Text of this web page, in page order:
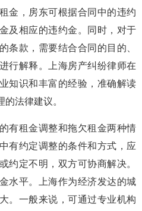
金，房东可根据合同中的违约
及相应的违约金。同时，对于
条款，需要结合合同的目的、
行解释。上海房产纠纷律师在
知识和丰富的经验，准确解读
法律建议。
租金调整和拖欠租金两种情
有约定调整的条件和方式，应
约定不明，双方可协商解决。
水平。上海作为经济发达的城
。一般来说，可通过专业机构